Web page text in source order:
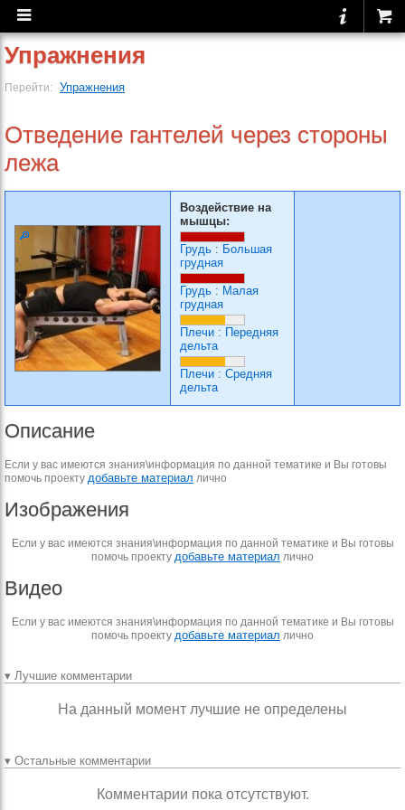
Упражнения
Перейти: Упражнения
Отведение гантелей через стороны
лежа
Воздействие на
мышцы:
Грудь : Большая
грудная
Грудь : Малая
грудная
Плечи : Передняя
дельта
Плечи : Средняя
дельта
Описание
Если у вас имеются знания\информация по данной тематике и Вы готовы
помочь проекту добавьте материал лично
Изображения
Если у вас имеются знания\информация по данной тематике и Вы готовы
помочь проекту добавьте материал лично
Видео
Если у вас имеются знания\информация по данной тематике и Вы готовы
помочь проекту добавьте материал лично
▾ Лучшие комментарии
На данный момент лучшие не определены
▾ Остальные комментарии
Комментарии пока отсутствуют.